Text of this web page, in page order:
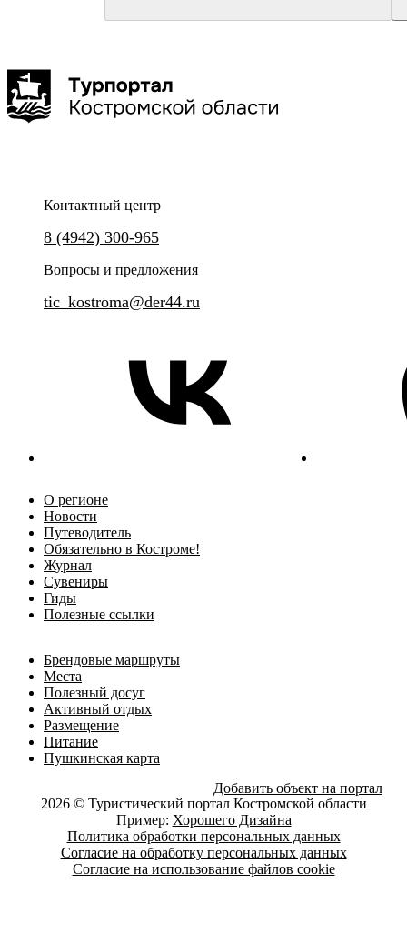
ферму.
Контактный центр
8 (4942) 300-965
Вопросы и предложения
tic_kostroma@der44.ru
О регионе
Новости
Путеводитель
Обязательно в Костроме!
Журнал
Сувениры
Гиды
Полезные ссылки
Брендовые маршруты
Места
Полезный досуг
Активный отдых
Размещение
Питание
Пушкинская карта
Добавить объект на портал
2026 © Туристический портал Костромской области
Пример: Хорошего Дизайна
Политика обработки персональных данных
Согласие на обработку персональных данных
Согласие на использование файлов cookie